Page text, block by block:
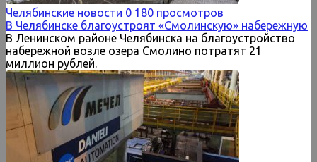
Челябинские новости 0 180 просмотров
В Челябинске благоустроят «Смолинскую» набережную
В Ленинском районе Челябинска на благоустройство
набережной возле озера Смолино потратят 21
миллион рублей.